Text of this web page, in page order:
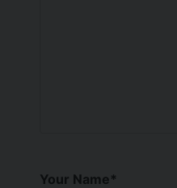
Your Name*